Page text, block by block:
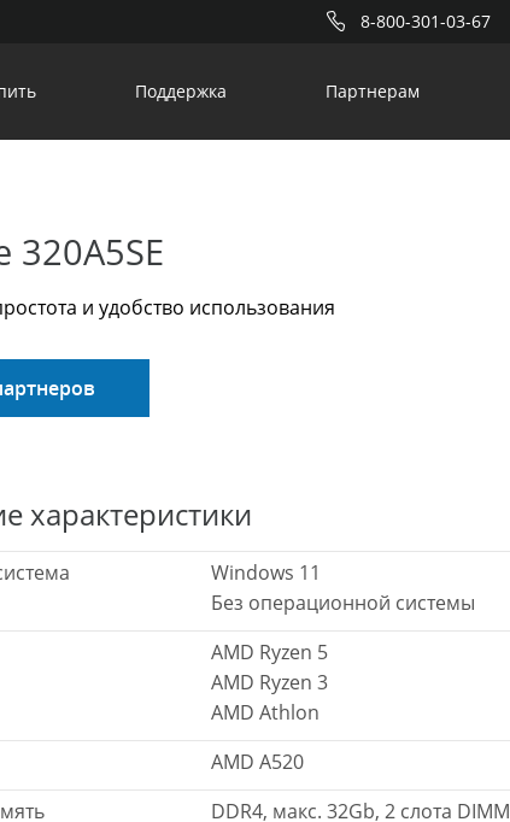
8-800-301-03-67
Поддержка Партнерам
320A5SE
и удобство использования
характеристики
Windows 11
Без операционной системы
AMD Ryzen 5
AMD Ryzen 3
AMD Athlon
AMD A520
DDR4, макс. 32Gb, 2 слота DIMM